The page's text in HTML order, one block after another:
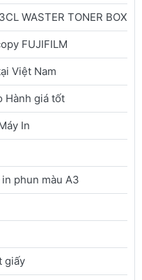
WASTER TONER BOX
FUJIFILM
Việt Nam
Hành giá tốt
In
phun màu A3
giấy